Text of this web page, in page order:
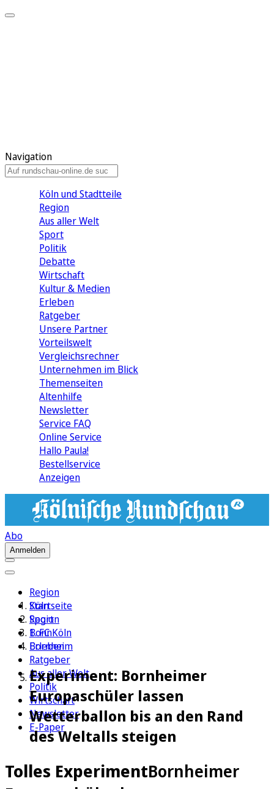
Navigation
Köln und Stadtteile
Region
Aus aller Welt
Sport
Politik
Debatte
Wirtschaft
Kultur & Medien
Erleben
Ratgeber
Unsere Partner
Vorteilswelt
Vergleichsrechner
Unternehmen im Blick
Themenseiten
Altenhilfe
Newsletter
Service FAQ
Online Service
Hallo Paula!
Bestellservice
Anzeigen
Abo
Anmelden
Region
Köln
Sport
1. FC Köln
Erleben
Ratgeber
Aus aller Welt
Politik
Wirtschaft
Newsletter
E-Paper
Startseite
Region
Bonn
Bornheim
Experiment: Bornheimer
Europaschüler lassen
Wetterballon bis an den Rand
des Weltalls steigen
Tolles ExperimentBornheimer